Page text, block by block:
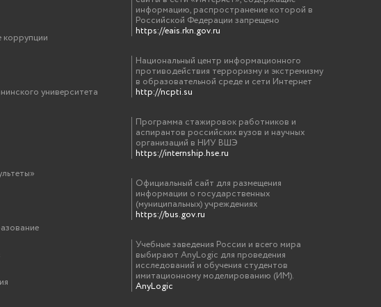
университета
информацию, распространение которой в
Российской Федерации запрещено
https://eais.rkn.gov.ru
Национальный центр информационного
противодействия терроризму и экстремизму
в образовательной среде и сети Интернет
http://ncpti.su
Программа стажировок работников и
аспирантов российских вузов и научных
организаций в НИУ ВШЭ
https://internship.hse.ru
Официальный сайт для размещения
информации о государственных
(муниципальных) учреждениях
https://bus.gov.ru
Учебные заведения России и всего мира
выбирают AnyLogic для проведения
исследований и обучения студентов
имитационному моделированию (ИМ).
AnyLogic